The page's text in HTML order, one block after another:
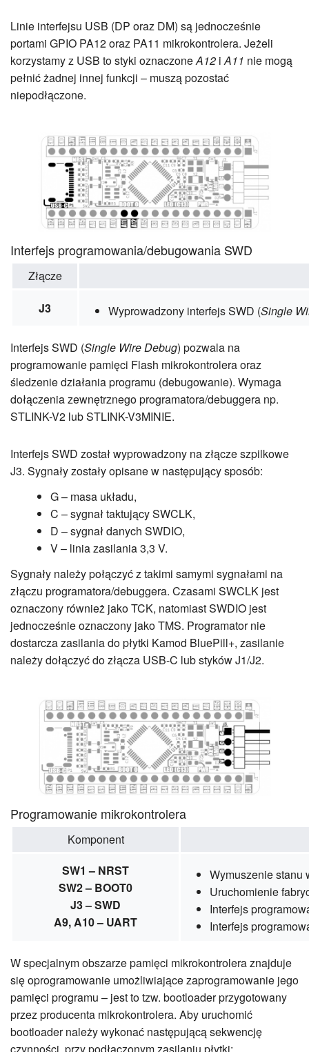
Linie interfejsu USB (DP oraz DM) są jednocześnie
portami GPIO PA12 oraz PA11 mikrokontrolera. Jeżeli
korzystamy z USB to styki oznaczoneA12 iA11 nie mogą
pełnić żadnej innej funkcji – muszą pozostać
niepodłączone.
Interfejs programowania/debugowania SWD
Złącze
J3 Wyprowadzony interfejs SWD (Single
Interfejs SWD (Single Wire Debug) pozwala na
programowanie pamięci Flash mikrokontrolera oraz
śledzenie działania programu (debugowanie). Wymaga
dołączenia zewnętrznego programatora/debuggera np.
STLINK-V2 lub STLINK-V3MINIE.
Interfejs SWD został wyprowadzony na złącze szpilkowe
J3. Sygnały zostały opisane w następujący sposób:
G – masa układu,
C – sygnał taktujący SWCLK,
D – sygnał danych SWDIO,
V – linia zasilania 3,3 V.
Sygnały należy połączyć z takimi samymi sygnałami na
złączu programatora/debuggera. Czasami SWCLK jest
oznaczony również jako TCK, natomiast SWDIO jest
jednocześnie oznaczony jako TMS. Programator nie
dostarcza zasilania do płytki Kamod BluePill+, zasilanie
należy dołączyć do złącza USB-C lub styków J1/J2.
Programowanie mikrokontrolera
Komponent
SW1 – NRST
SW2 – BOOT0
J3 – SWD
A9, A10 – UART
Wymuszenie stanu
Uruchomienie
Interfejs
Interfejs
W specjalnym obszarze pamięci mikrokontrolera znajduje
się oprogramowanie umożliwiające zaprogramowanie jego
pamięci programu – jest to tzw. bootloader przygotowany
przez producenta mikrokontrolera. Aby uruchomić
bootloader należy wykonać następującą sekwencję
czynności, przy podłączonym zasilaniu płytki: